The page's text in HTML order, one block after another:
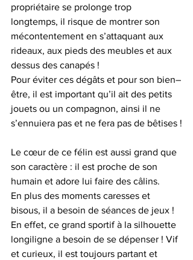
propriétaire se prolonge trop
longtemps, il risque de montrer son
mécontentement en s’attaquant aux
rideaux, aux pieds des meubles et aux
dessus des canapés !
Pour éviter ces dégâts et pour son bien–
être, il est important qu’il ait des petits
jouets ou un compagnon, ainsi il ne
s’ennuiera pas et ne fera pas de bêtises !
Le cœur de ce félin est aussi grand que
son caractère : il est proche de son
humain et adore lui faire des câlins.
En plus des moments caresses et
bisous, il a besoin de séances de jeux !
En effet, ce grand sportif à la silhouette
longiligne a besoin de se dépenser ! Vif
et curieux, il est toujours partant et